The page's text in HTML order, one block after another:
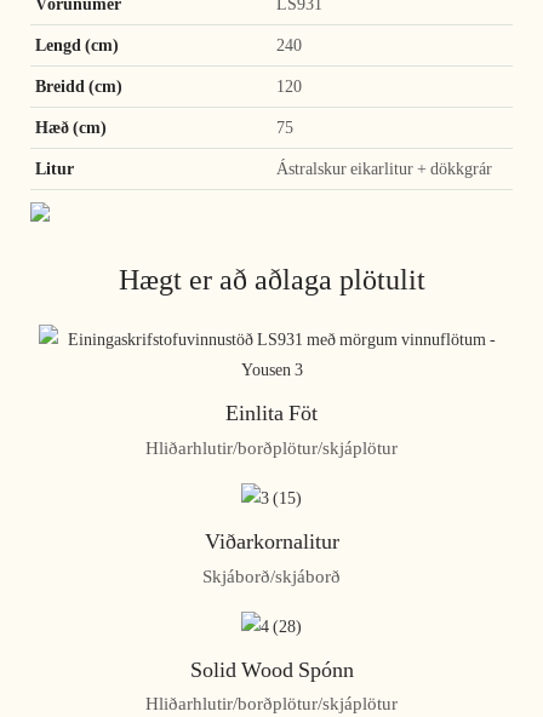
Lengd (cm) 240
Breidd (cm) 120
Hæð (cm) 75
Litur Ástralskur eikarlitur + dökkgrár
Hægt er að aðlaga plötulit
Einlita Föt
Hliðarhlutir/borðplötur/skjáplötur
Viðarkornalitur
Skjáborð/skjáborð
Solid Wood Spónn
Hliðarhlutir/borðplötur/skjáplötur